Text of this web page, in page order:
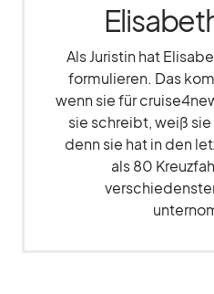
Als Juristin hat
formulieren. Das
wenn sie für
sie schreibt, weiß
denn sie hat in den
als 80